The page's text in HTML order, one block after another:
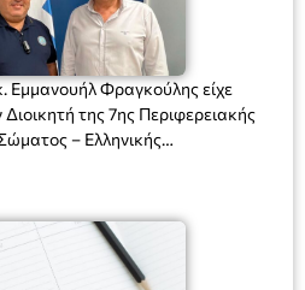
Εμμανουήλ Φραγκούλης είχε
της 7ης Περιφερειακής
– Ελληνικής
Αρχιπλοίαρχο Λ.Σ. κ. Ιωάννη